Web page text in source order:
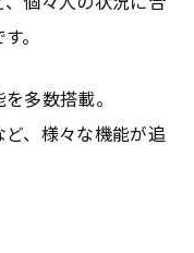
。
多数搭載。
、様々な機能が追